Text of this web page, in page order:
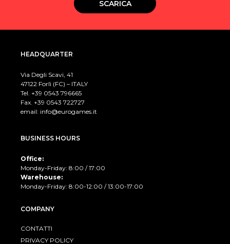
SCARICA
HEADQUARTER
Via Degli Scavi, 41
47122 Forlì (FC) – ITALY
Tel. +39 0543 796665
Fax. +39 0543 722727
email: info@eurogames.it
BUSINESS HOURS
Office:
Monday-Friday: 8:00 / 17:00
Warehouse:
Monday-Friday: 8:00-12:00 / 13:00-17:00
COMPANY
CONTATTI
PRIVACY POLICY